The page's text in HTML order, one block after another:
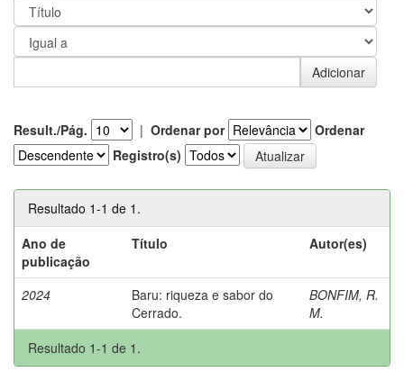
Result./Pág. | Ordenar por
Ordenar
Registro(s)
Resultado 1-1 de 1.
Ano de
publicação
Título Autor(es)
2024
Baru: riqueza e sabor do
Cerrado.
BONFIM, R.
M.
Resultado 1-1 de 1.